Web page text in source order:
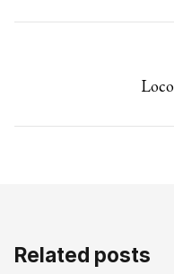
Related posts